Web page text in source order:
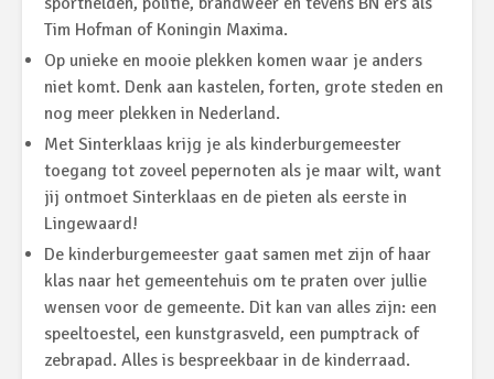
Tim Hofman of Koningin Maxima.
Op unieke en mooie plekken komen waar je anders
niet komt. Denk aan kastelen, forten, grote steden en
nog meer plekken in Nederland.
Met Sinterklaas krijg je als kinderburgemeester
toegang tot zoveel pepernoten als je maar wilt, want
jij ontmoet Sinterklaas en de pieten als eerste in
Lingewaard!
De kinderburgemeester gaat samen met zijn of haar
klas naar het gemeentehuis om te praten over jullie
wensen voor de gemeente. Dit kan van alles zijn: een
speeltoestel, een kunstgrasveld, een pumptrack of
zebrapad. Alles is bespreekbaar in de kinderraad.